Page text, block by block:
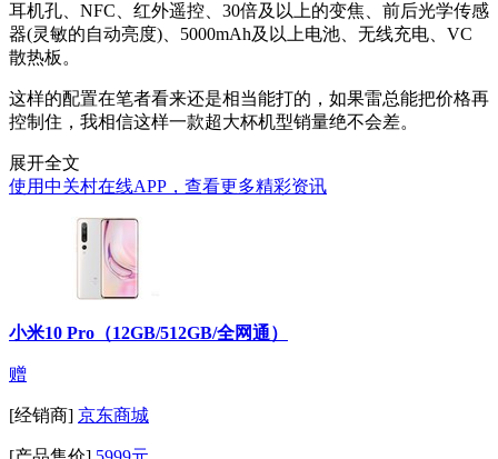
耳机孔、NFC、红外遥控、30倍及以上的变焦、前后光学传感
器(灵敏的自动亮度)、5000mAh及以上电池、无线充电、VC
散热板。
这样的配置在笔者看来还是相当能打的，如果雷总能把价格再
控制住，我相信这样一款超大杯机型销量绝不会差。
展开全文
使用中关村在线APP，查看更多精彩资讯
小米10 Pro（12GB/512GB/全网通）
赠
[经销商] 京东商城